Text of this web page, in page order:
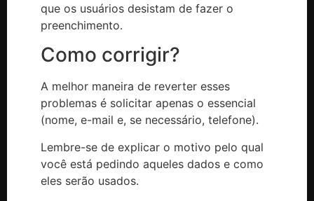
que os usuários desistam de fazer o
preenchimento.
Como corrigir?
A melhor maneira de reverter esses
problemas é solicitar apenas o essencial
(nome, e-mail e, se necessário, telefone).
Lembre-se de explicar o motivo pelo qual
você está pedindo aqueles dados e como
eles serão usados.